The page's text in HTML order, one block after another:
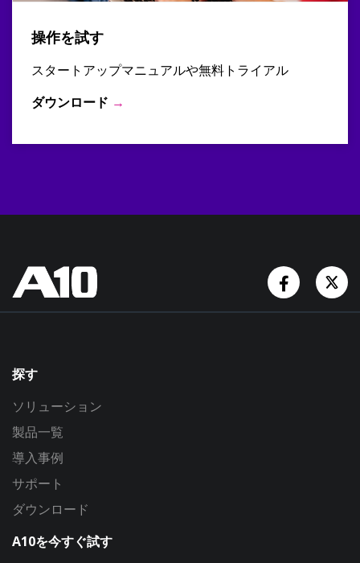
操作を試す
スタートアップマニュアルや無料トライアル
ダウンロード →
探す
ソリューション
製品一覧
導入事例
サポート
ダウンロード
A10を今すぐ試す